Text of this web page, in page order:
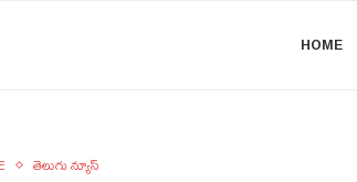
HOME
తెలుగు న్యూస్